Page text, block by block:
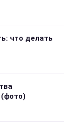
что делать